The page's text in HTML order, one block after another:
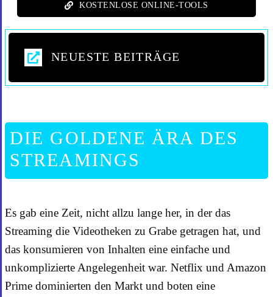
KOSTENLOSE ONLINE-TOOLS
NEUESTE BEITRÄGE
DIE GOLDENE ÄRA DES
STREAMINGS
Es gab eine Zeit, nicht allzu lange her, in der das
Streaming die Videotheken zu Grabe getragen hat, und
das konsumieren von Inhalten eine einfache und
unkomplizierte Angelegenheit war. Netflix und Amazon
Prime dominierten den Markt und boten eine